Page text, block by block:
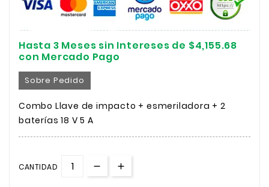
Hasta 3 Meses sin Intereses de $4,155.68
con Mercado Pago
Sobre Pedido
Combo Llave de impacto + esmeriladora + 2
baterías 18 V 5 A
CANTIDAD